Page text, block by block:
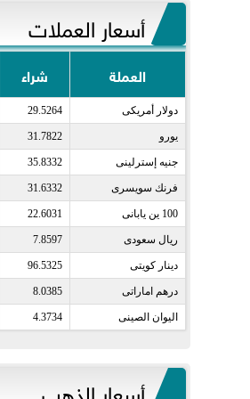
أسعار العملات
العملة شراء
دولار أمريكى​ 29.5264
يورو​ 31.7822
جنيه إسترلينى​ 35.8332
فرنك سويسرى​ 31.6332
100 ين يابانى​ 22.6031
ريال سعودى​ 7.8597
دينار كويتى​ 96.5325
درهم اماراتى​ 8.0385
اليوان الصينى​ 4.3734
أسعار الذهب